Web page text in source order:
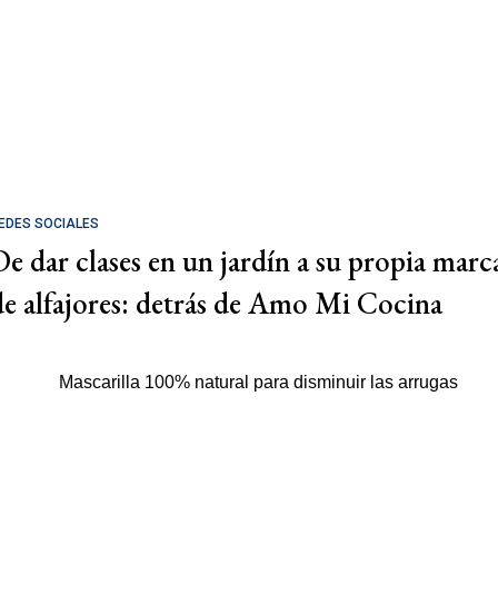
SOCIALES
dar clases en un jardín a su propia
alfajores: detrás de Amo Mi Cocina